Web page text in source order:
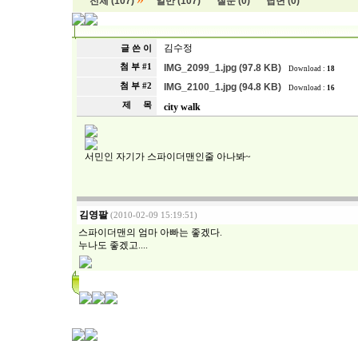
글 쓴 이 김수정
첨 부 #1 IMG_2099_1.jpg (97.8 KB) Download : 18
첨 부 #2 IMG_2100_1.jpg (94.8 KB) Download : 16
제 목 city walk
서민인 자기가 스파이더맨인줄 아나봐~
김영팔 (2010-02-09 15:19:51)
스파이더맨의 엄마 아빠는 좋겠다.
누나도 좋겠고....